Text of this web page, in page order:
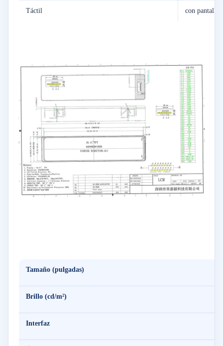
Táctil con pantalla
Tamaño (pulgadas)
Brillo (cd/m²)
Interfaz